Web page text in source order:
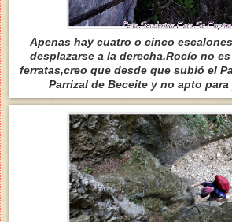
Apenas hay cuatro o cinco
desplazarse a la derecha.Rocío no
ferratas,creo que desde que subió el
Parrizal de Beceite y no apto